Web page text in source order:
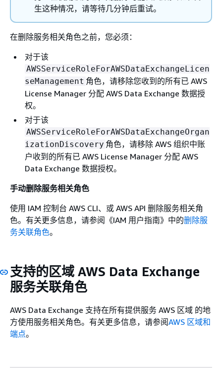
生这种情况，请等待几分钟后重试。
在删除服务相关角色之前，您必须：
对于该
AWSServiceRoleForAWSDataExchangeLicen
seManagement 角色，请移除您收到的所有已 AWS
License Manager 分配 AWS Data Exchange 数据授
权。
对于该
AWSServiceRoleForAWSDataExchangeOrgan
izationDiscovery 角色，请移除 AWS 组织中账
户收到的所有已 AWS License Manager 分配 AWS
Data Exchange 数据授权。
手动删除服务相关角色
使用 IAM 控制台 AWS CLI、或 AWS API 删除服务相关角
色。有关更多信息，请参阅《IAM 用户指南》 中的删除服
务关联角色。
支持的区域 AWS Data Exchange
服务关联角色
AWS Data Exchange 支持在所有提供服务 AWS 区域 的地
方使用服务相关角色。有关更多信息，请参阅AWS 区域和
端点。